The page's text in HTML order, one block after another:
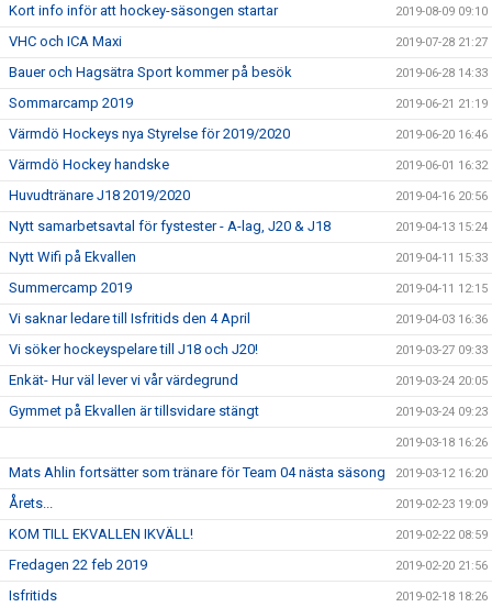
Kort info inför att hockey-säsongen startar 2019-08-09 09:10
VHC och ICA Maxi 2019-07-28 21:27
Bauer och Hagsätra Sport kommer på besök 2019-06-28 14:33
Sommarcamp 2019 2019-06-21 21:19
Värmdö Hockeys nya Styrelse för 2019/2020 2019-06-20 16:46
Värmdö Hockey handske 2019-06-01 16:32
Huvudtränare J18 2019/2020 2019-04-16 20:56
Nytt samarbetsavtal för fystester - A-lag, J20 & J18 2019-04-13 15:24
Nytt Wifi på Ekvallen 2019-04-11 15:33
Summercamp 2019 2019-04-11 12:15
Vi saknar ledare till Isfritids den 4 April 2019-04-03 16:36
Vi söker hockeyspelare till J18 och J20! 2019-03-27 09:33
Enkät- Hur väl lever vi vår värdegrund 2019-03-24 20:05
Gymmet på Ekvallen är tillsvidare stängt 2019-03-24 09:23
2019-03-18 16:26
Mats Ahlin fortsätter som tränare för Team 04 nästa säsong 2019-03-12 16:20
Årets... 2019-02-23 19:09
KOM TILL EKVALLEN IKVÄLL! 2019-02-22 08:59
Fredagen 22 feb 2019 2019-02-20 21:56
Isfritids 2019-02-18 18:26